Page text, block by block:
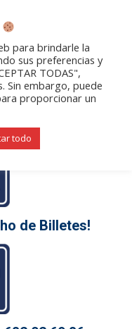
pestaña
Abrir
enlace
en
una
ventana/pestaña
Abrir
enlace
en
una
ventana/pestaña
Abrir
enlace
en
una
Abrir
enlace
en
una
de Billetes!
para brindarle la
sus preferencias y
TODAS",
Sin embargo, puede
proporcionar un
todo